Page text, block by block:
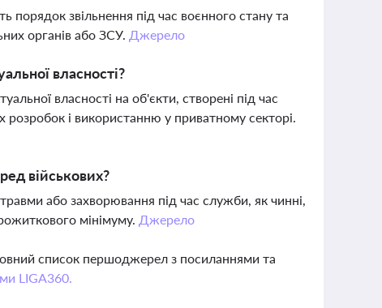
порядок звільнення під час воєнного стану та
органів або ЗСУ. Джерело
власності?
власності на об'єкти, створені під час
розробок і використанню у приватному секторі.
військових?
або захворювання під час служби, як чинні,
мінімуму. Джерело
список першоджерел з посиланнями та
LIGA360.